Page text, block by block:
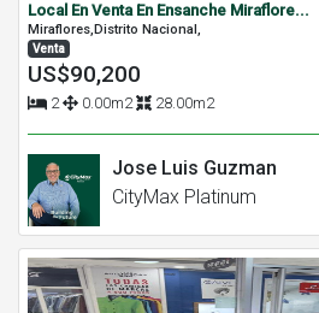
Local En Venta En Ensanche Miraflore...
Miraflores,Distrito Nacional,
Venta
US$90,200
2 0.00m2 28.00m2
Jose Luis Guzman
CityMax Platinum